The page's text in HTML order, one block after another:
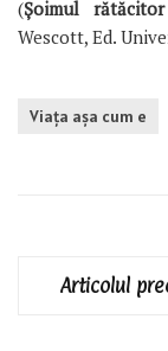
(Șoimul
Wescott, Ed.
Viaţa aşa cum e
Articolul